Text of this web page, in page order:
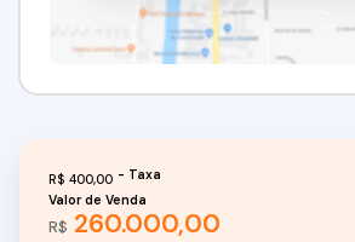
R$ 260.000,00
Valor de Venda
R$ 400,00